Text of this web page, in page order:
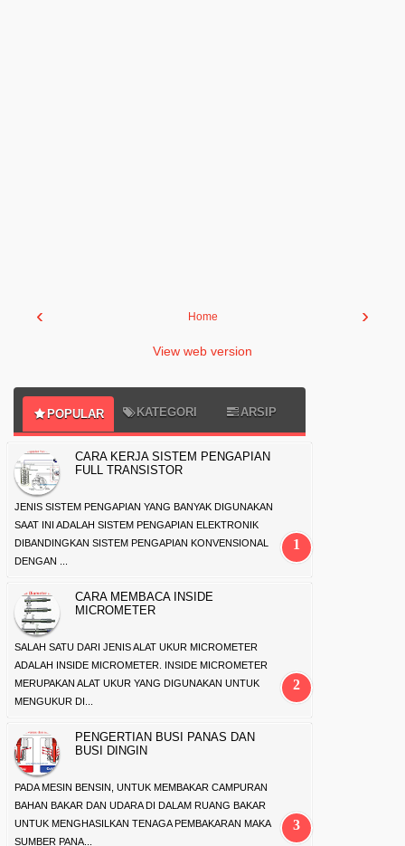
‹ ›
Home
View web version
POPULAR KATEGORI ARSIP
CARA KERJA SISTEM PENGAPIAN
FULL TRANSISTOR
JENIS SISTEM PENGAPIAN YANG BANYAK DIGUNAKAN
SAAT INI ADALAH SISTEM PENGAPIAN ELEKTRONIK
DIBANDINGKAN SISTEM PENGAPIAN KONVENSIONAL
DENGAN ...
CARA MEMBACA INSIDE
MICROMETER
SALAH SATU DARI JENIS ALAT UKUR MICROMETER
ADALAH INSIDE MICROMETER. INSIDE MICROMETER
MERUPAKAN ALAT UKUR YANG DIGUNAKAN UNTUK
MENGUKUR DI...
PENGERTIAN BUSI PANAS DAN
BUSI DINGIN
PADA MESIN BENSIN, UNTUK MEMBAKAR CAMPURAN
BAHAN BAKAR DAN UDARA DI DALAM RUANG BAKAR
UNTUK MENGHASILKAN TENAGA PEMBAKARAN MAKA
SUMBER PANA...